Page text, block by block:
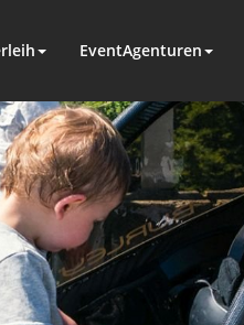
EventAgenturen